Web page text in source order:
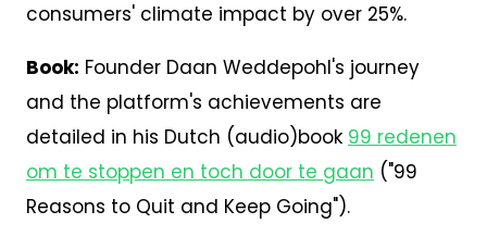
consumers' climate impact by over 25%.
Book: Founder Daan Weddepohl's journey
and the platform's achievements are
detailed in his Dutch (audio)book 99 redenen
om te stoppen en toch door te gaan ("99
Reasons to Quit and Keep Going").